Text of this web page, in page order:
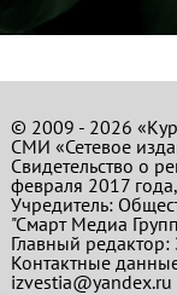
© 2009 - 2026
СМИ «Сетевое
Свидетельство о
февраля 2017
Учредитель:
"Смарт Медиа
Главный редактор:
Контактные
izvestia@yandex.ru